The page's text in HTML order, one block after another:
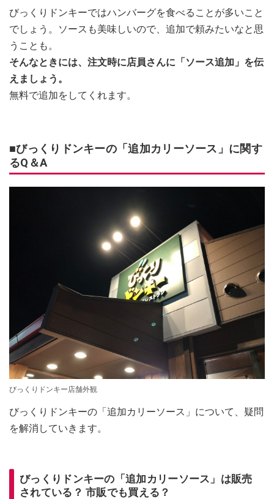
びっくりドンキーではハンバーグを食べることが多いこと
でしょう。ソースも美味しいので、追加で頼みたいなと思
うことも。
そんなときには、注文時に店員さんに「ソース追加」を伝
えましょう。
無料で追加をしてくれます。
■びっくりドンキーの「追加カリーソース」に関す
るQ＆A
びっくりドンキー店舗外観
びっくりドンキーの「追加カリーソース」について、疑問
を解消していきます。
びっくりドンキーの「追加カリーソース」は販売
されている？ 市販でも買える？